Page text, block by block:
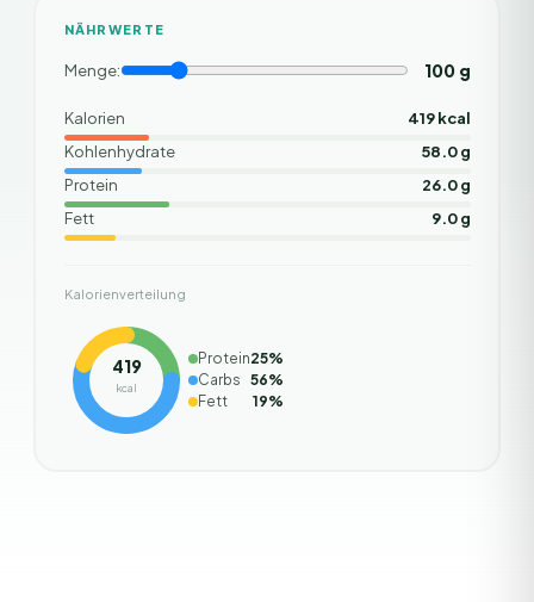
NÄHRWERTE
Menge: 100g
Kalorien
419 kcal
Kohlenhydrate
58.0 g
Protein
26.0 g
Fett
9.0 g
Kalorienverteilung
419
kcal
Protein25%
Carbs 56%
Fett
19%